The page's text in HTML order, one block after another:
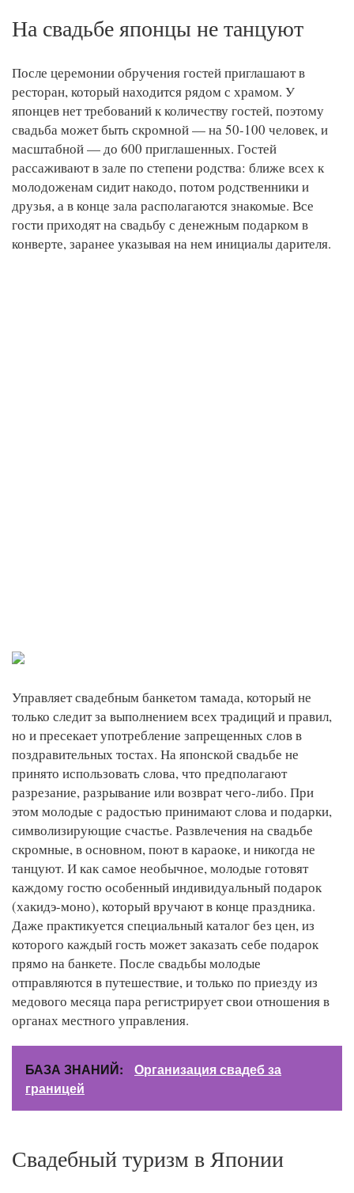
На свадьбе японцы не танцуют
После церемонии обручения гостей приглашают в
ресторан, который находится рядом с храмом. У
японцев нет требований к количеству гостей, поэтому
свадьба может быть скромной — на 50-100 человек, и
масштабной — до 600 приглашенных. Гостей
рассаживают в зале по степени родства: ближе всех к
молодоженам сидит накодо, потом родственники и
друзья, а в конце зала располагаются знакомые. Все
гости приходят на свадьбу с денежным подарком в
конверте, заранее указывая на нем инициалы дарителя.
Управляет свадебным банкетом тамада, который не
только следит за выполнением всех традиций и правил,
но и пресекает употребление запрещенных слов в
поздравительных тостах. На японской свадьбе не
принято использовать слова, что предполагают
разрезание, разрывание или возврат чего-либо. При
этом молодые с радостью принимают слова и подарки,
символизирующие счастье. Развлечения на свадьбе
скромные, в основном, поют в караоке, и никогда не
танцуют. И как самое необычное, молодые готовят
каждому гостю особенный индивидуальный подарок
(хакидэ-моно), который вручают в конце праздника.
Даже практикуется специальный каталог без цен, из
которого каждый гость может заказать себе подарок
прямо на банкете. После свадьбы молодые
отправляются в путешествие, и только по приезду из
медового месяца пара регистрирует свои отношения в
органах местного управления.
БАЗА ЗНАНИЙ:
Организация свадеб за
границей
Свадебный туризм в Японии